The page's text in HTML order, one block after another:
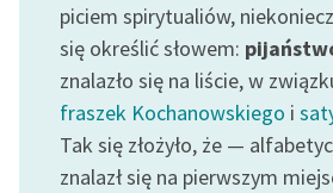
Feministyczne inspiracje.
Popularyzacja
skandynawskiej literatury
feministycznej
Ręce pełne poezji
piciem spirytualiów,
się określić słowem:
znalazło się na liście, w
fraszek Kochanowskiego i
Tak się złożyło, że —
znalazł się na pierwszym